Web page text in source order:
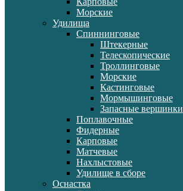
Морские
Удилища
Спиннинговые
Штекерные
Телескопические
Троллинговые
Морские
Кастинговые
Мормышинговые
Запасные вершинки
Поплавочные
Фидерные
Карповые
Матчевые
Нахлыстовые
Удилище в сборе
Оснастка